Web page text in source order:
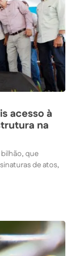
acesso à
na
que
de atos,